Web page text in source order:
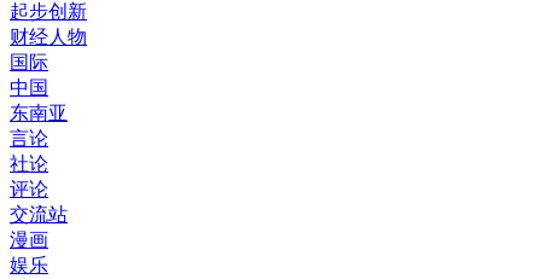
起步创新
财经人物
国际
中国
东南亚
言论
社论
评论
交流站
漫画
娱乐